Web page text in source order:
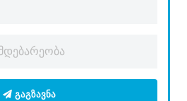
ᲒᲐᲒᲖᲐᲕᲜᲐ